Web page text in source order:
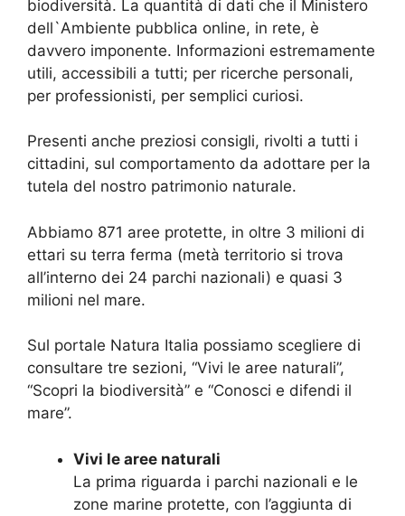
biodiversità. La quantità di dati che il Ministero
dell`Ambiente pubblica online, in rete, è
davvero imponente. Informazioni estremamente
utili, accessibili a tutti; per ricerche personali,
per professionisti, per semplici curiosi.
Presenti anche preziosi consigli, rivolti a tutti i
cittadini, sul comportamento da adottare per la
tutela del nostro patrimonio naturale.
Abbiamo 871 aree protette, in oltre 3 milioni di
ettari su terra ferma (metà territorio si trova
all’interno dei 24 parchi nazionali) e quasi 3
milioni nel mare.
Sul portale Natura Italia possiamo scegliere di
consultare tre sezioni, “Vivi le aree naturali”,
“Scopri la biodiversità” e “Conosci e difendi il
mare”.
Vivi le aree naturali
La prima riguarda i parchi nazionali e le
zone marine protette, con l’aggiunta di